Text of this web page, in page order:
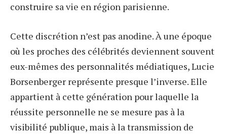
construire sa vie en région parisienne.
Cette discrétion n’est pas anodine. À une époque
où les proches des célébrités deviennent souvent
eux-mêmes des personnalités médiatiques, Lucie
Borsenberger représente presque l’inverse. Elle
appartient à cette génération pour laquelle la
réussite personnelle ne se mesure pas à la
visibilité publique, mais à la transmission de